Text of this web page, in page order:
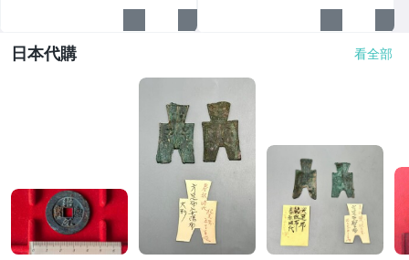
日本代購 看全部